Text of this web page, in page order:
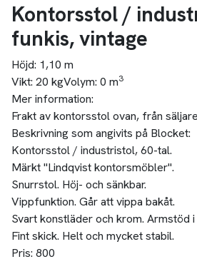
Kontorsstol /
funkis, vintage
Höjd: 1,10 m
Vikt: 20 kgVolym: 0 m3
Mer information:
Frakt av kontorsstol ovan, från
Beskrivning som angivits på Blocket:
Kontorsstol / industristol, 60-tal.
Märkt "Lindqvist kontorsmöbler".
Snurrstol. Höj- och sänkbar.
Vippfunktion. Går att vippa bakåt.
Svart konstläder och krom. Armstöd i
Fint skick. Helt och mycket stabil.
Pris: 800